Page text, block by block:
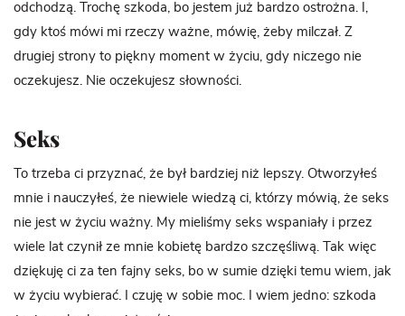
odchodzą. Trochę szkoda, bo jestem już bardzo ostrożna. I,
gdy ktoś mówi mi rzeczy ważne, mówię, żeby milczał. Z
drugiej strony to piękny moment w życiu, gdy niczego nie
oczekujesz. Nie oczekujesz słowności.
Seks
To trzeba ci przyznać, że był bardziej niż lepszy. Otworzyłeś
mnie i nauczyłeś, że niewiele wiedzą ci, którzy mówią, że seks
nie jest w życiu ważny. My mieliśmy seks wspaniały i przez
wiele lat czynił ze mnie kobietę bardzo szczęśliwą. Tak więc
dziękuję ci za ten fajny seks, bo w sumie dzięki temu wiem, jak
w życiu wybierać. I czuję w sobie moc. I wiem jedno: szkoda